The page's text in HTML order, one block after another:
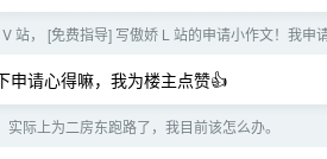
站， [免费指导] 写傲娇 L 站的申请小作文！我申
申请心得嘛，我为楼主点赞👍
实际上为二房东跑路了，我目前该怎么办。